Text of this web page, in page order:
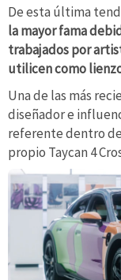
De esta última
la mayor fama
trabajados por
utilicen como
Una de las más
diseñador e
referente dentro
propio Taycan 4